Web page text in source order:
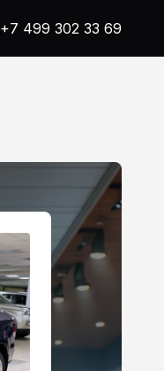
+7 499 302 33 69